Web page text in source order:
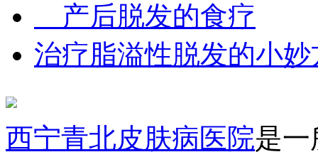
产后脱发的食疗
治疗脂溢性脱发的小
西宁青北皮肤病医院是